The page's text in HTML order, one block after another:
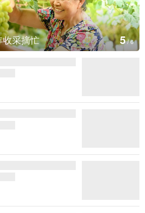
图集
湖北房县：路畅景美 6/6